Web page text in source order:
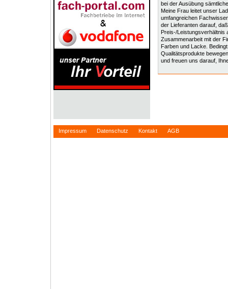
bei der Ausübung
Meine Frau leitet unser
umfangreichen
der Lieferanten darauf,
Preis-/Leistungsverhältnis
Zusammenarbeit mit der
Farben und Lacke.
Qualitätsprodukte
und freuen uns darauf,
Impressum Datenschutz Kontakt AGB